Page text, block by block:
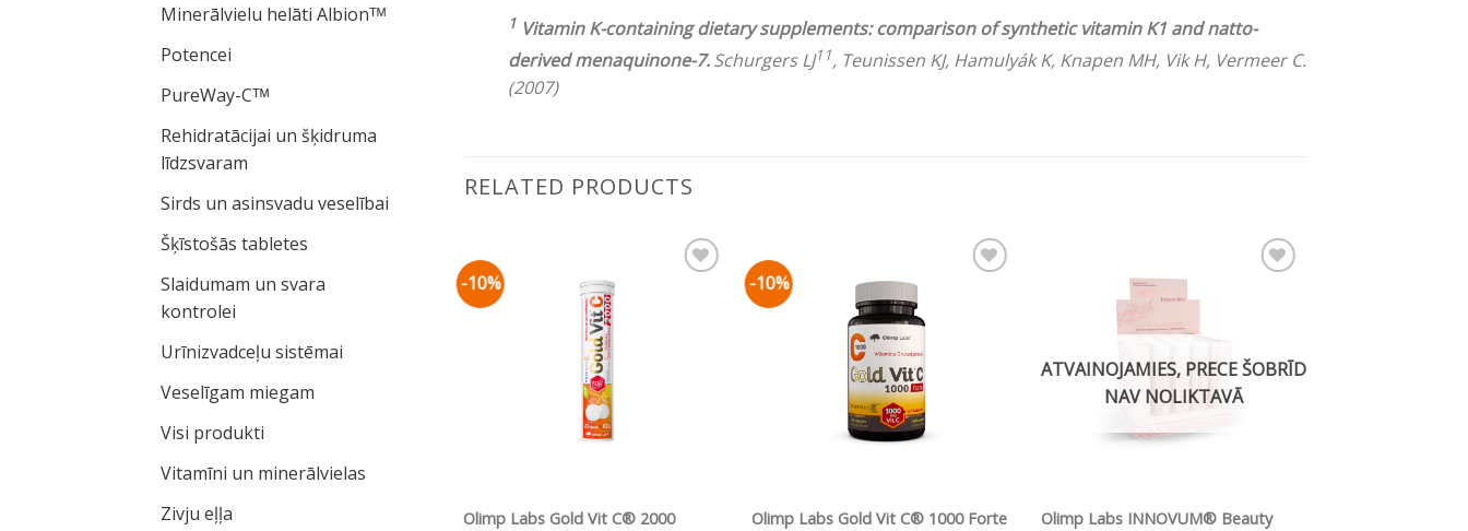
Minerālvielu helāti Albionᵀᴹ
Potencei
PureWay-Cᵀᴹ
Rehidratācijai un šķidruma
līdzsvaram
Sirds un asinsvadu veselībai
Šķīstošās tabletes
Slaidumam un svara
kontrolei
Urīnizvadceļu sistēmai
Veselīgam miegam
Visi produkti
Vitamīni un minerālvielas
Zivju eļļa
1 Vitamin K-containing dietary supplements: comparison of synthetic vitamin K1 and natto-
derived menaquinone-7. Schurgers LJ11, Teunissen KJ, Hamulyák K, Knapen MH, Vik H, Vermeer C.
(2007)
RELATED PRODUCTS
-10%
Pievienot vēlmju
ĀTRS SKATS
Olimp Labs Gold Vit C® 2000
-10%
Pievienot vēlmju
sarakstam
ĀTRS SKATS
Olimp Labs Gold Vit C® 1000 Forte
sarakstam
ĀTRS SKATS
ATVAINOJAMIES, PRECE ŠOBRĪD
NAV NOLIKTAVĀ
Olimp Labs INNOVUM® Beauty
-10%
Pievienot vēlmju
Olimp Labs Flexagen®